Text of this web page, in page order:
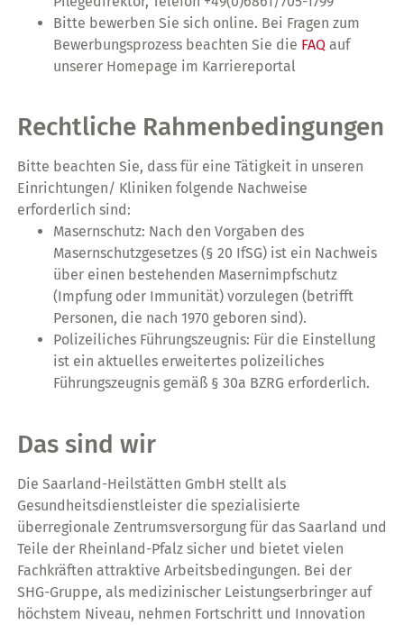
Bitte bewerben Sie sich online. Bei Fragen zum
Bewerbungsprozess beachten Sie die FAQauf
unserer Homepage im Karriereportal
Rechtliche Rahmenbedingungen
Bitte beachten Sie, dass für eine Tätigkeit in unseren
Einrichtungen/ Kliniken folgende Nachweise
erforderlich sind:
Masernschutz: Nach den Vorgaben des
Masernschutzgesetzes (§ 20 IfSG) ist ein Nachweis
über einen bestehenden Masernimpfschutz
(Impfung oder Immunität) vorzulegen (betrifft
Personen, die nach 1970 geboren sind).
Polizeiliches Führungszeugnis: Für die Einstellung
ist ein aktuelles erweitertes polizeiliches
Führungszeugnis gemäß § 30a BZRG erforderlich.
Das sind wir
Die Saarland-Heilstätten GmbH stellt als
Gesundheitsdienstleister die spezialisierte
überregionale Zentrumsversorgung für das Saarland und
Teile der Rheinland-Pfalz sicher und bietet vielen
Fachkräften attraktive Arbeitsbedingungen. Bei der
SHG-Gruppe, als medizinischer Leistungserbringer auf
höchstem Niveau, nehmen Fortschritt und Innovation